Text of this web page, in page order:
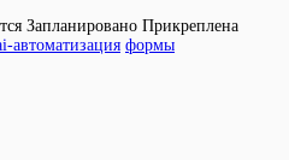
Запланировано Прикреплена
автоматизация формы